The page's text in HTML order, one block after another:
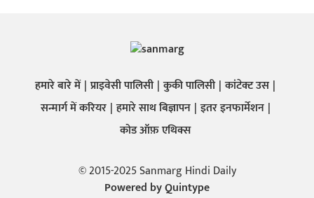
हमारे बारे में प्राइवेसी पालिसी कुकी पालिसी कांटेक्ट उस
सन्मार्ग में करियर हमारे साथ बिज्ञापन इतर इनफार्मेशन
कोड ऑफ़ एथिक्स
© 2015-2025 Sanmarg Hindi Daily
Powered byQuintype